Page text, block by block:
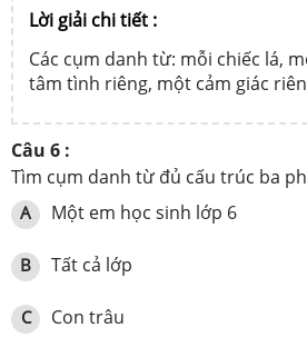
Lời giải chi tiết :
Các cụm danh từ: mỗi chiếc lá,
tâm tình riêng, một cảm giác
Câu 6 :
Tìm cụm danh từ đủ cấu trúc ba
A Một em học sinh lớp 6
B Tất cả lớp
C Con trâu